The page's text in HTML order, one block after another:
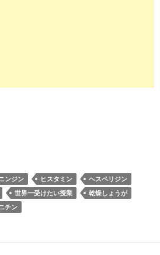
するポカポカ術・ホットスムージ
ンジン ヒスタミン
ヘスペリジン
世界一受けたい授業
乾燥しょうが
チン